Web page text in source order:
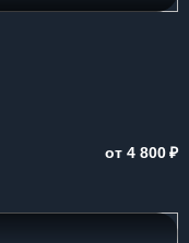
от 4 800₽